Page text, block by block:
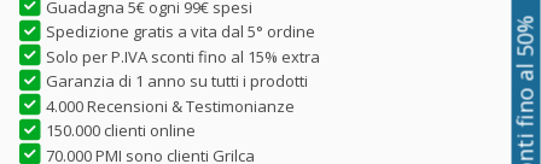
Guadagna 5€ ogni 99€ spesi
Spedizione gratis a vita dal 5° ordine
Solo per P.IVA sconti fino al 15% extra
Garanzia di 1 anno su tutti i prodotti
4.000 Recensioni & Testimonianze
150.000 clienti online
70.000 PMI sono clienti Grilca
Sconti fino al 50%